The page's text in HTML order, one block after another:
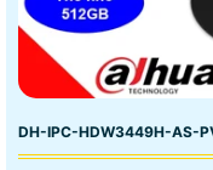
DH-IPC-HDW3449H-AS-